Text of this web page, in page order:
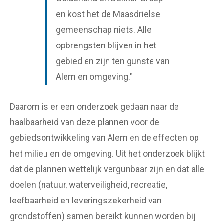
en kost het de Maasdrielse
gemeenschap niets. Alle
opbrengsten blijven in het
gebied en zijn ten gunste van
Alem en omgeving."
Daarom is er een onderzoek gedaan naar de
haalbaarheid van deze plannen voor de
gebiedsontwikkeling van Alem en de effecten op
het milieu en de omgeving. Uit het onderzoek blijkt
dat de plannen wettelijk vergunbaar zijn en dat alle
doelen (natuur, waterveiligheid, recreatie,
leefbaarheid en leveringszekerheid van
grondstoffen) samen bereikt kunnen worden bij